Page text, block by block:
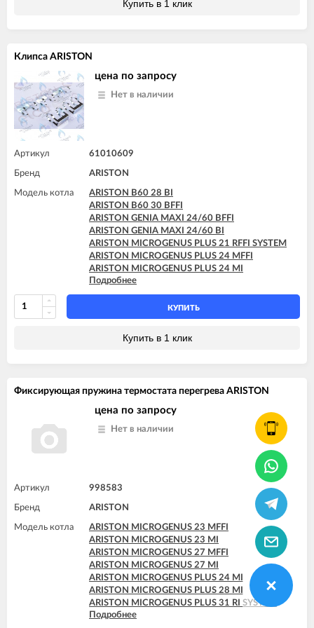
ARISTON MICROGENUS PLUS 28 RFFI SYSTEM
ARISTON MICROGENUS PLUS 31 RI SYSTEM
ARISTON UNO 24 MI
ARISTON MICROGENUS PLUS 31 RI SYSTEM
ARISTON T2 23 MI GPL
ARISTON T2 23 MI MET
ARISTON TX 23 MI
Купить в 1 клик
Клипса ARISTON
цена по запросу
Нет в наличии
Артикул 61010609
Бренд ARISTON
Модель котла
ARISTON B60 28 BI
ARISTON B60 30 BFFI
ARISTON GENIA MAXI 24/60 BFFI
ARISTON GENIA MAXI 24/60 BI
ARISTON MICROGENUS PLUS 21 RFFI SYSTEM
ARISTON MICROGENUS PLUS 24 MFFI
ARISTON MICROGENUS PLUS 24 MI
ARISTON MICROGENUS PLUS 28 MFFI
ARISTON MICROGENUS PLUS 28 MI
ARISTON MICROGENUS PLUS 28 RFFI SYSTEM
ARISTON MICROGENUS PLUS 31 MFFI
ARISTON MICROGENUS PLUS 31 RI SYSTEM
Подробнее
КУПИТЬ
Купить в 1 клик
Фиксирующая пружина термостата перегрева ARISTON
цена по запросу
Нет в наличии
Артикул 998583
Бренд ARISTON
Модель котла
ARISTON MICROGENUS 23 MFFI
ARISTON MICROGENUS 23 MI
ARISTON MICROGENUS 27 MFFI
ARISTON MICROGENUS 27 MI
ARISTON MICROGENUS PLUS 24 MI
ARISTON MICROGENUS PLUS 28 MI
ARISTON MICROGENUS PLUS 31 RI SYSTEM
ARISTON MICROGENUS PLUS 31 RI SYSTEM
Подробнее